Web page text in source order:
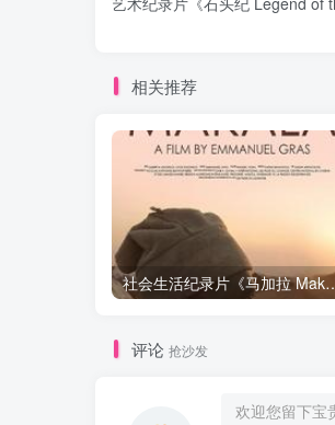
相关推荐
社会生活纪录片
评论 抢沙发